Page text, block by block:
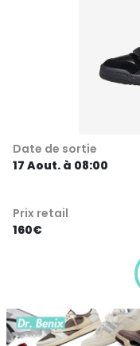
Date de sortie
17 Aout. à 08:00
Prix retail
160€